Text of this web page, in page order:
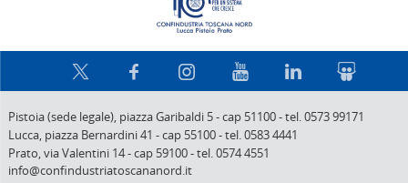
Pistoia (sede legale), piazza Garibaldi 5-cap 51100-tel. 0573 99171
Lucca, piazza Bernardini 41 -cap 55100-tel. 0583 4441
Prato,via Valentini 14-cap 59100-tel. 0574 4551
info@confindustriatoscananord.it